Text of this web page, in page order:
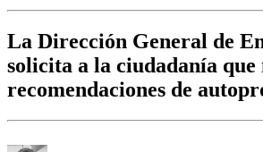
La Dirección General de
solicita a la ciudadanía que
recomendaciones de